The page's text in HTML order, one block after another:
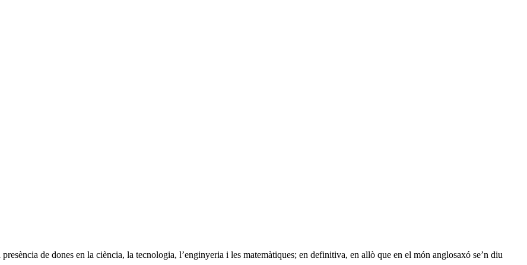
de dones en la ciència, la tecnologia, l’enginyeria i les matemàtiques; en definitiva, en allò que en el món anglosaxó se’n diu